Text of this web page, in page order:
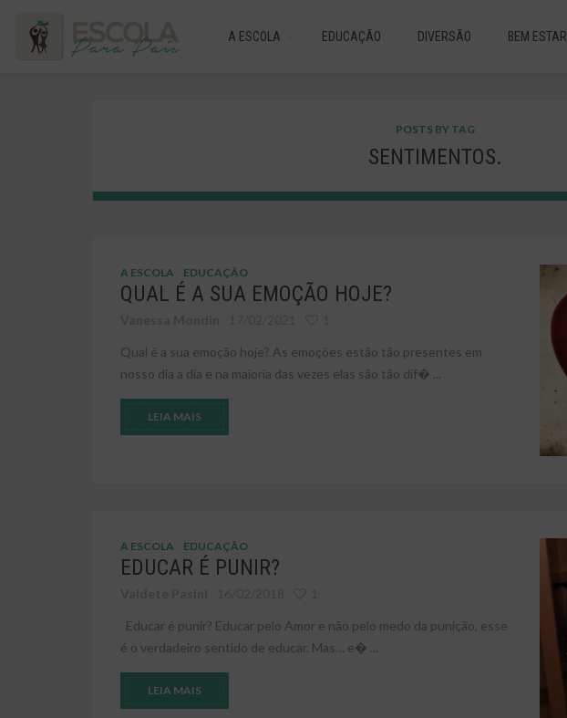
A ESCOLA EDUCAÇÃO DIVERSÃO BEM ESTAR
POSTS BY TAG
SENTIMENTOS.
A ESCOLA EDUCAÇÃO
QUAL É A SUA EMOÇÃO HOJE?
Qual é a sua emoção hoje? As emoções estão tão presentes em
nosso dia a dia e na maioria das vezes elas são tão dif� ...
LEIA MAIS
A ESCOLA EDUCAÇÃO
EDUCAR É PUNIR?
Educar é punir? Educar pelo Amor e não pelo medo da punição, esse
é o verdadeiro sentido de educar. Mas… e� ...
LEIA MAIS